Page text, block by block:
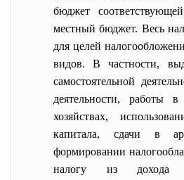
бюджет
местный бюджет. Весь
для целей
видов. В частности,
самостоятельной
деятельности, работы
хозяйствах,
капитала, сдачи в
формировании
налогу из дохода